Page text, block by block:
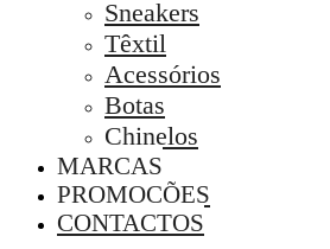
Sneakers
Têxtil
Acessórios
Botas
Chinelos
MARCAS
PROMOÇÕES
CONTACTOS